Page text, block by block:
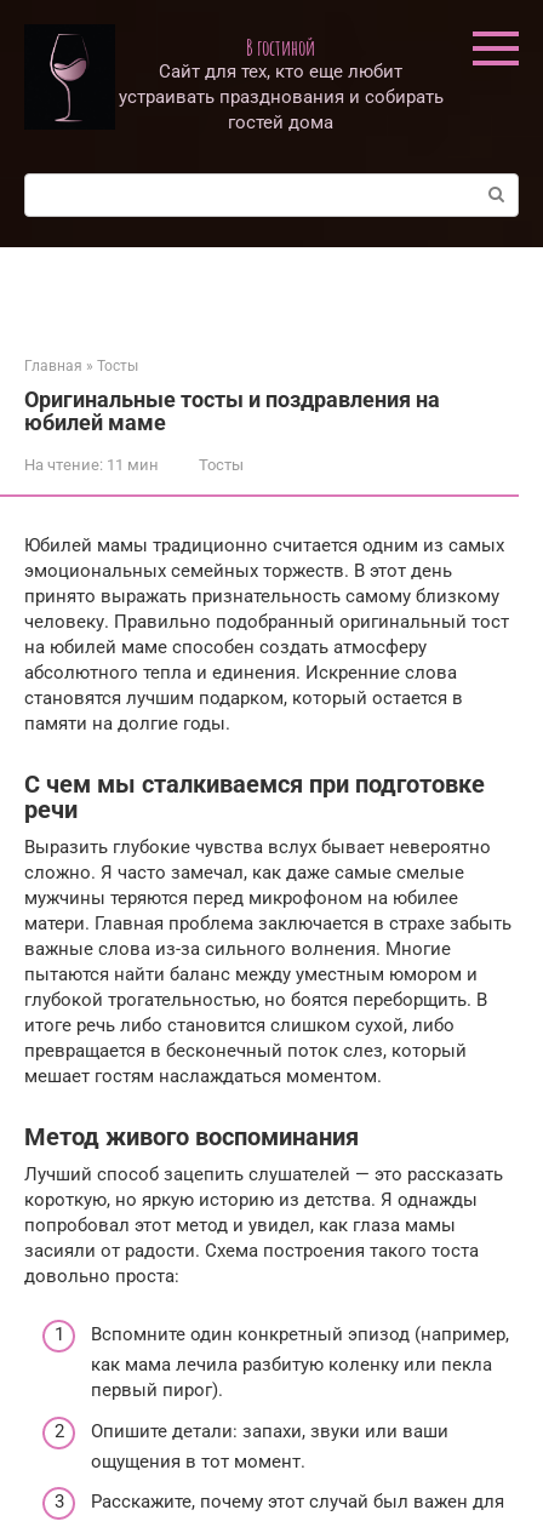
контенту
В гостиной
Сайт для тех, кто еще любит
устраивать празднования и собирать
гостей дома
Поиск:
Главная » Тосты
Оригинальные тосты и поздравления на
юбилей маме
На чтение: 11 мин Тосты
Юбилей мамы традиционно считается одним из самых
эмоциональных семейных торжеств. В этот день
принято выражать признательность самому близкому
человеку. Правильно подобранный оригинальный тост
на юбилей маме способен создать атмосферу
абсолютного тепла и единения. Искренние слова
становятся лучшим подарком, который остается в
памяти на долгие годы.
С чем мы сталкиваемся при подготовке
речи
Выразить глубокие чувства вслух бывает невероятно
сложно. Я часто замечал, как даже самые смелые
мужчины теряются перед микрофоном на юбилее
матери. Главная проблема заключается в страхе забыть
важные слова из-за сильного волнения. Многие
пытаются найти баланс между уместным юмором и
глубокой трогательностью, но боятся переборщить. В
итоге речь либо становится слишком сухой, либо
превращается в бесконечный поток слез, который
мешает гостям наслаждаться моментом.
Метод живого воспоминания
Лучший способ зацепить слушателей — это рассказать
короткую, но яркую историю из детства. Я однажды
попробовал этот метод и увидел, как глаза мамы
засияли от радости. Схема построения такого тоста
довольно проста:
Вспомните один конкретный эпизод (например,
как мама лечила разбитую коленку или пекла
первый пирог).
Опишите детали: запахи, звуки или ваши
ощущения в тот момент.
Расскажите, почему этот случай был важен для